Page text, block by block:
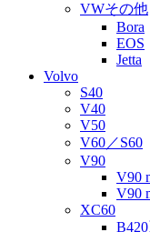
VWその他
Bora
EOS
Jetta
Volvo
S40
V40
V50
V60／S60
V90
V90
V90
XC60